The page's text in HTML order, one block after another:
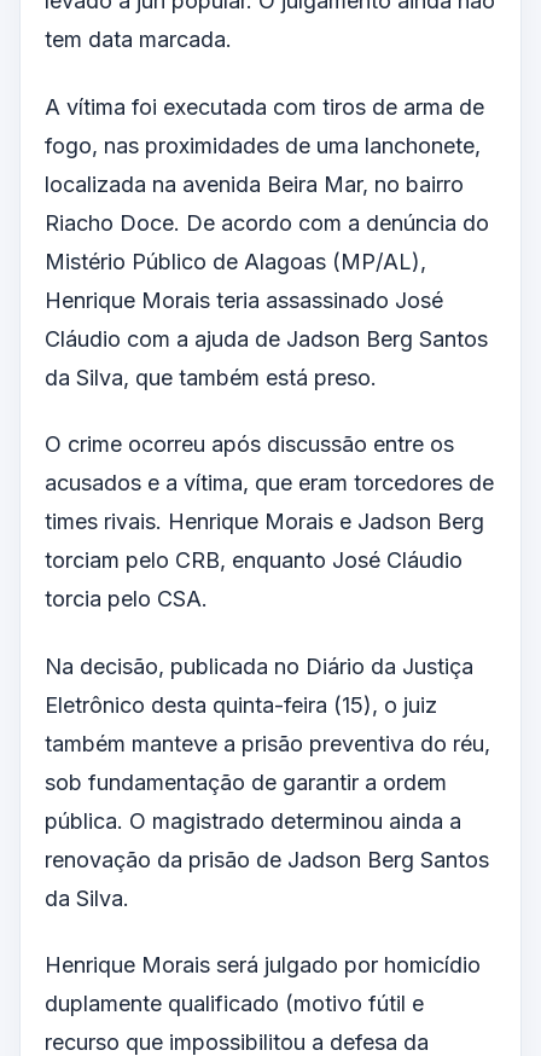
tem data marcada.
A vítima foi executada com tiros de arma de
fogo, nas proximidades de uma lanchonete,
localizada na avenida Beira Mar, no bairro
Riacho Doce. De acordo com a denúncia do
Mistério Público de Alagoas (MP/AL),
Henrique Morais teria assassinado José
Cláudio com a ajuda de Jadson Berg Santos
da Silva, que também está preso.
O crime ocorreu após discussão entre os
acusados e a vítima, que eram torcedores de
times rivais. Henrique Morais e Jadson Berg
torciam pelo CRB, enquanto José Cláudio
torcia pelo CSA.
Na decisão, publicada no Diário da Justiça
Eletrônico desta quinta-feira (15), o juiz
também manteve a prisão preventiva do réu,
sob fundamentação de garantir a ordem
pública. O magistrado determinou ainda a
renovação da prisão de Jadson Berg Santos
da Silva.
Henrique Morais será julgado por homicídio
duplamente qualificado (motivo fútil e
recurso que impossibilitou a defesa da